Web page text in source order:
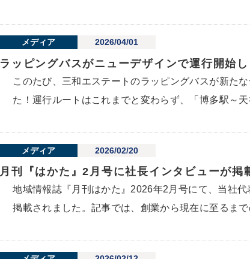
メディア 2026/04/01
ラッピングバスがニューデザインで運行開始し
このたび、三和エステートのラッピングバスが新た
た！運行ルートはこれまでと変わらず、「博多駅～
メディア 2026/02/20
月刊『はかた』2月号に社長インタビューが掲
地域情報誌『月刊はかた』2026年2月号にて、当社
掲載されました。記事では、創業から現在に至るまで